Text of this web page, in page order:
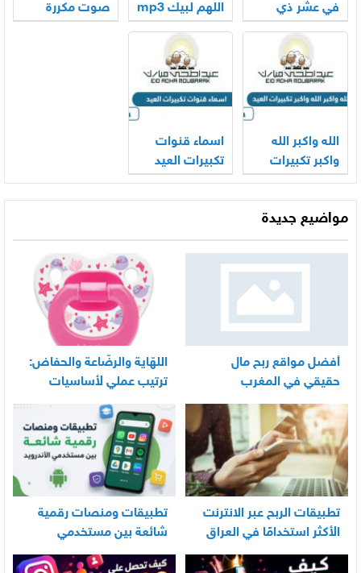
في عشر ذي
الحجة mp3
اللهم لبيك mp3
الحرم المكي
2026
صوت مكررة
الله واكبر الله
واكبر تكبيرات
العيد بالصوت
2026
اسماء قنوات
تكبيرات العيد
2026
مواضيع جديدة
أفضل مواقع ربح مال
حقيقي في المغرب
اللهّاية والرضّاعة والحفاض:
ترتيب عملي لأساسيات
العناية اليومية بالرضيع
تطبيقات الربح عبر الانترنت
الأكثر استخدامًا في العراق
تطبيقات ومنصات رقمية
شائعة بين مستخدمي
الأندرويد